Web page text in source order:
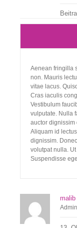
Aenean fringilla
non. Mauris
vitae lacus.
Cras iaculis
Vestibulum
vulputate. Nulla
auctor dignissim
Aliquam id
dignissim.
volutpat nulla.
Suspendisse
malib